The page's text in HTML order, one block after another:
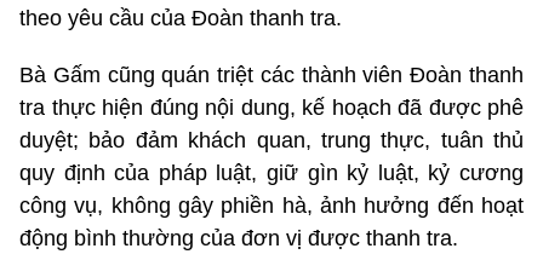
theo yêu cầu của Đoàn thanh tra.
Bà Gấm cũng quán triệt các thành viên Đoàn thanh
tra thực hiện đúng nội dung, kế hoạch đã được phê
duyệt; bảo đảm khách quan, trung thực, tuân thủ
quy định của pháp luật, giữ gìn kỷ luật, kỷ cương
công vụ, không gây phiền hà, ảnh hưởng đến hoạt
động bình thường của đơn vị được thanh tra.